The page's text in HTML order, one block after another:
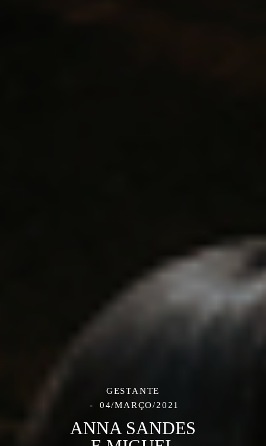
GESTANTE
04/MARÇO/2021
ANNA SANDES